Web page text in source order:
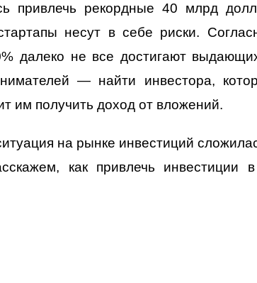
привлечь рекордные 40 млрд
несут в себе риски.
далеко не все достигают
— найти инвестора,
им получить доход от вложений.
на рынке инвестиций
как привлечь инвестиции